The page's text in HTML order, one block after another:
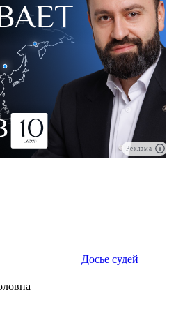
Реклама
Досье судей